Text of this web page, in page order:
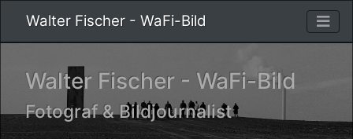
Walter Fischer - WaFi-Bild
Walter Fischer - WaFi-Bild
Fotograf & Bildjournalist